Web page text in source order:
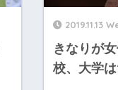
2019.11.13
きなりが
校、大学